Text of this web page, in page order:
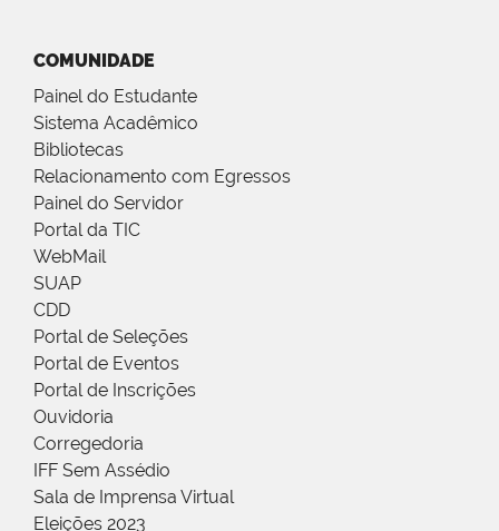
COMUNIDADE
Painel do Estudante
Sistema Acadêmico
Bibliotecas
Relacionamento com Egressos
Painel do Servidor
Portal da TIC
WebMail
SUAP
CDD
Portal de Seleções
Portal de Eventos
Portal de Inscrições
Ouvidoria
Corregedoria
IFF Sem Assédio
Sala de Imprensa Virtual
Eleições 2023